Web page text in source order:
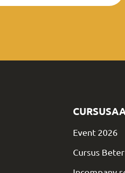
Event 2026
Cursus